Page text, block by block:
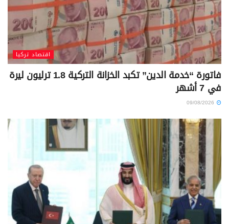
اقتصاد تركيا
فاتورة “خدمة الدين” تكبد الخزانة التركية 1.8 ترليون ليرة
في 7 أشهر